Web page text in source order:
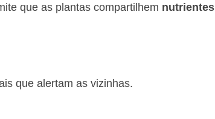
que as plantas compartilhem nutrientes
que alertam as vizinhas.